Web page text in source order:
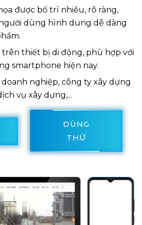
được bố trí nhiều, rõ ràng,
dùng hình dung dễ dàng
thiết bị di động, phù hợp với
smartphone hiện nay.
nghiệp, công ty xây dựng
vụ xây dựng,...
DÙNG
THỬ